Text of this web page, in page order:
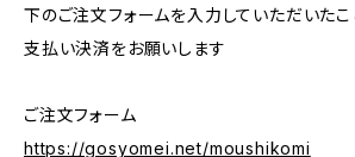
下のご注文フォームを入力していただいたこ
支払い決済をお願いします
ご注文フォーム
https://gosyomei.net/moushikomi